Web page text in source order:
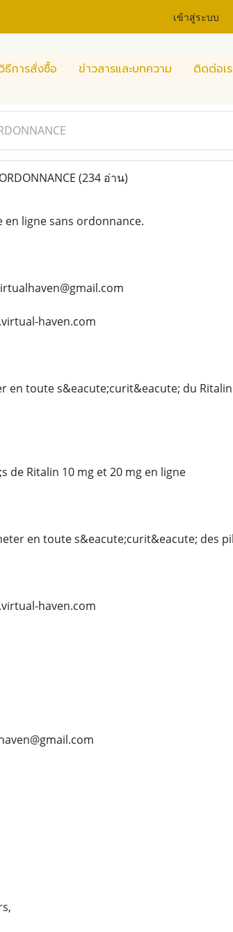
เข้าสู่ระบบ
วิธีการสั่งซื้อ ข่าวสารและบทความ ติดต่อเ
(234 อ่าน)
ligne sans ordonnance.
haven.com
en toute s&eacute;curit&eacute; du
de Ritalin 10 mg et 20 mg en ligne
en toute s&eacute;curit&eacute; des
haven.com